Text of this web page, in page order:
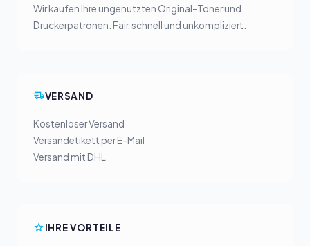
Wir kaufen Ihre ungenutzten Original-Toner und
Druckerpatronen. Fair, schnell und unkompliziert.
VERSAND
Kostenloser Versand
Versandetikett per E-Mail
Versand mit DHL
IHRE VORTEILE